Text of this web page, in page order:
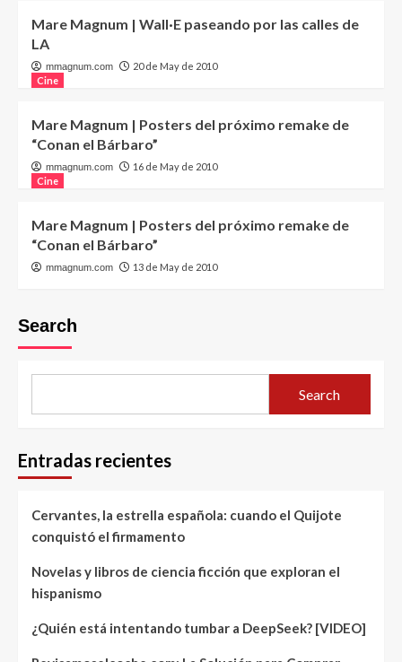
Mare Magnum | Wall·E paseando por las calles de
LA
mmagnum.com
20 de May de 2010
Cine
Mare Magnum | Posters del próximo remake de
“Conan el Bárbaro”
mmagnum.com
16 de May de 2010
Cine
Mare Magnum | Posters del próximo remake de
“Conan el Bárbaro”
mmagnum.com 13 de May de 2010
Search
Search
Entradas recientes
Cervantes, la estrella española: cuando el Quijote
conquistó el firmamento
Novelas y libros de ciencia ficción que exploran el
hispanismo
¿Quién está intentando tumbar a DeepSeek? [VIDEO]